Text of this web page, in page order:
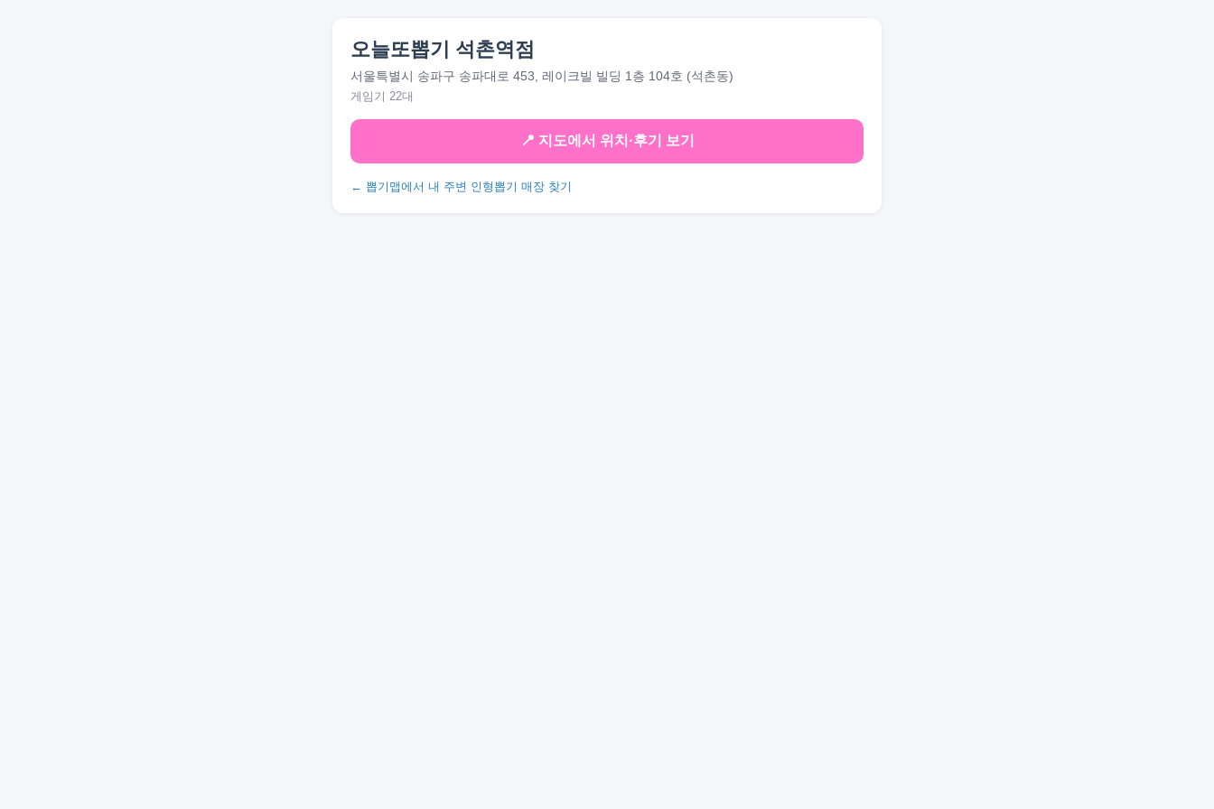
오늘또뽑기 석촌역점
서울특별시 송파구 송파대로 453, 레이크빌 빌딩 1층 104호 (석촌동)
게임기 22대
📍 지도에서 위치·후기 보기
← 뽑기맵에서 내 주변 인형뽑기 매장 찾기